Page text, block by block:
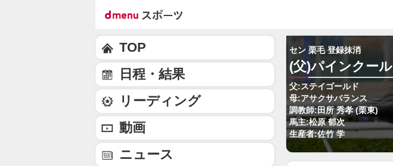
セン 栗毛 登録抹消
(父)パインクール
父:ステイゴールド
母:アサクサバランス
調教師:田所 秀孝 (栗東)
馬主:松原 郁次
生産者:佐竹 学
TOP
日程・結果
リーディング
動画
ニュース